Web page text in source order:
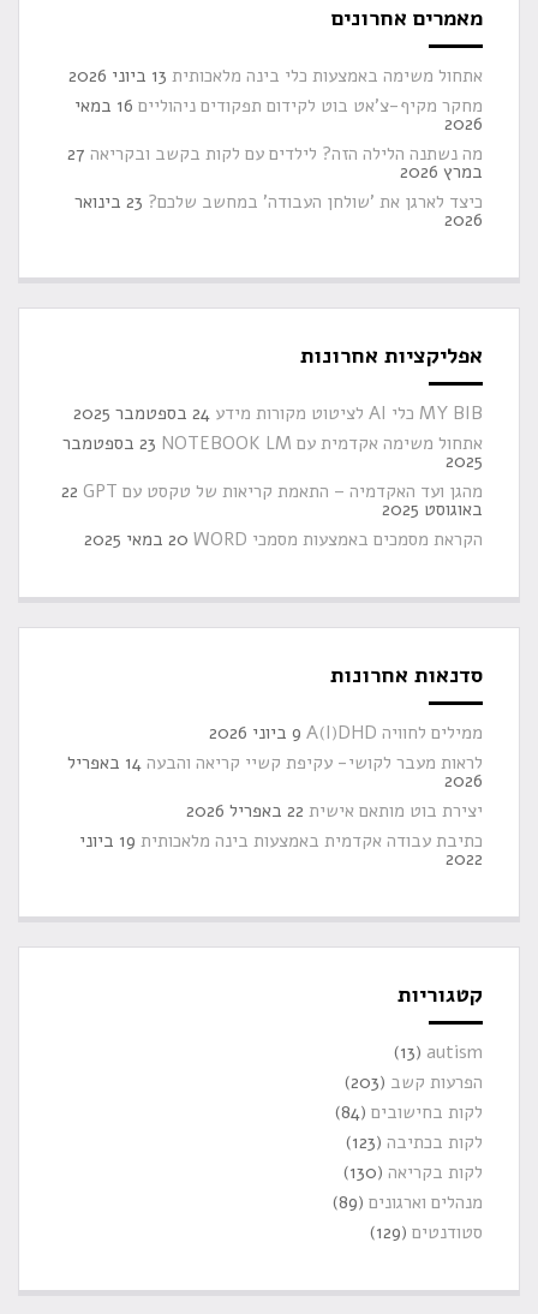
מאמרים אחרונים
אתחול משימה באמצעות כלי בינה מלאכותית 13 ביוני 2026
מחקר מקיף-צ'אט בוט לקידום תפקודים ניהוליים
16 במאי
2026
מה נשתנה הלילה הזה? לילדים עם לקות בקשב ובקריאה 27
במרץ 2026
כיצד לארגן את 'שולחן העבודה' במחשב שלכם?
23 בינואר
2026
אפליקציות אחרונות
MY BIB כלי AI לציטוט מקורות מידע
24 בספטמבר 2025
אתחול משימה אקדמית עם NOTEBOOK LM
23 בספטמבר
2025
מהגן ועד האקדמיה – התאמת קריאות של טקסט עם GPT
22
באוגוסט 2025
הקראת מסמכים באמצעות מסמכי WORD
20 במאי 2025
סדנאות אחרונות
ממילים לחוויה A(I)DHD
9 ביוני 2026
לראות מעבר לקושי- עקיפת קשיי קריאה והבעה
14 באפריל
2026
יצירת בוט מותאם אישית 22 באפריל 2026
כתיבת עבודה אקדמית באמצעות בינה מלאכותית
19 ביוני
2022
קטגוריות
autism
(13)
הפרעות קשב (203)
לקות בחישובים (84)
לקות בכתיבה (123)
לקות בקריאה (130)
מנהלים וארגונים (89)
סטודנטים (129)